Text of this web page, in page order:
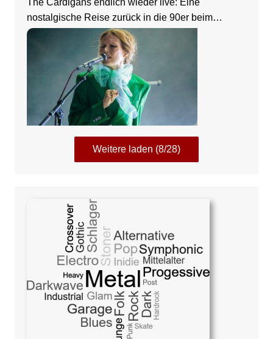
nostalgische Reise zurück in die 90er beim
Zeltfestival Rhein-Neckar
Weitere laden (8/28)